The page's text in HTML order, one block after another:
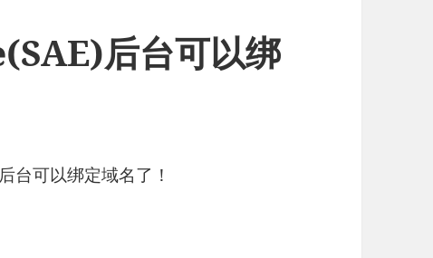
后台可以绑
台可以绑定域名了！